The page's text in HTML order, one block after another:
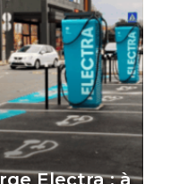
Electra : à